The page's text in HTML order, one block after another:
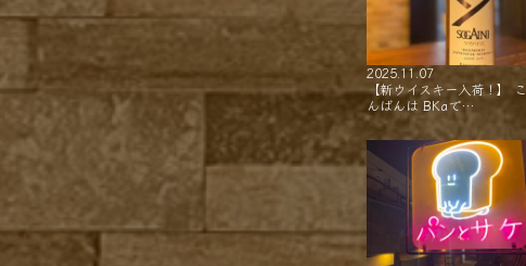
2025.11.07
【新ウイスキー入荷！】 こ
んばんは BKaで…